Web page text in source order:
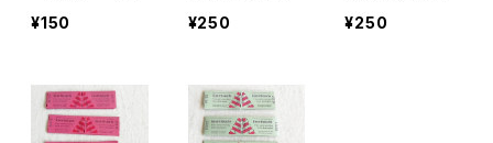
パータグ23枚組
¥150
¥250
¥250